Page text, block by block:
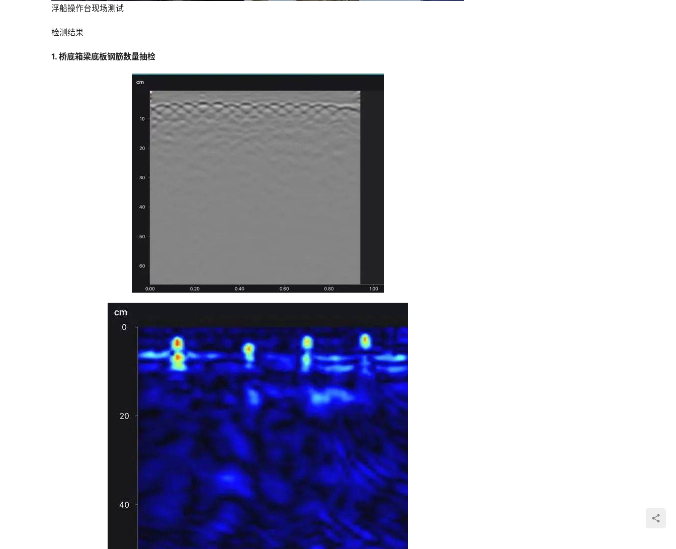
浮船操作台现场测试
检测结果
1. 桥底箱梁底板钢筋数量抽检